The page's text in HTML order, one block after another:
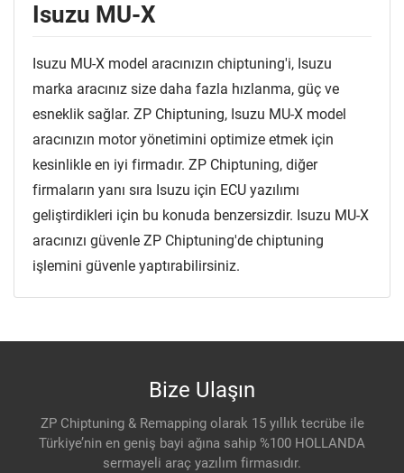
Isuzu MU-X
Isuzu MU-X model aracınızın chiptuning'i, Isuzu
marka aracınız size daha fazla hızlanma, güç ve
esneklik sağlar. ZP Chiptuning, Isuzu MU-X model
aracınızın motor yönetimini optimize etmek için
kesinlikle en iyi firmadır. ZP Chiptuning, diğer
firmaların yanı sıra Isuzu için ECU yazılımı
geliştirdikleri için bu konuda benzersizdir. Isuzu MU-X
aracınızı güvenle ZP Chiptuning'de chiptuning
işlemini güvenle yaptırabilirsiniz.
Bize Ulaşın
ZP Chiptuning & Remapping olarak 15 yıllık tecrübe ile
Türkiye’nin en geniş bayi ağına sahip %100 HOLLANDA
sermayeli araç yazılım firmasıdır.